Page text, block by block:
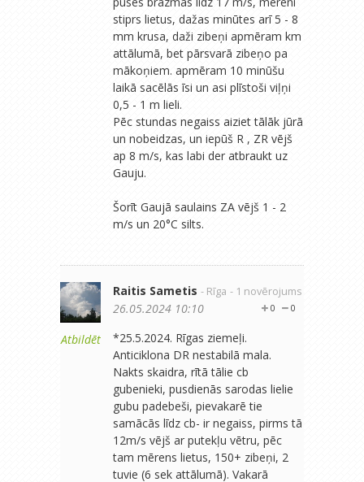
stiprs lietus, dažas minūtes arī 5 - 8
mm krusa, daži zibeņi apmēram km
attālumā, bet pārsvarā zibeņo pa
mākoņiem. apmēram 10 minūšu
laikā sacēlās īsi un asi plīstoši viļņi
0,5 - 1 m lieli.
Pēc stundas negaiss aiziet tālāk jūrā
un nobeidzas, un iepūš R , ZR vējš
ap 8 m/s, kas labi der atbraukt uz
Gauju.
Šorīt Gaujā saulains ZA vējš 1 - 2
m/s un 20°C silts.
Atbildēt
Raitis Sametis - Rīga - 1 novērojums
0
0
26.05.2024 10:10
*25.5.2024. Rīgas ziemeļi.
Anticiklona DR nestabilā mala.
Nakts skaidra, rītā tālie cb
gubenieki, pusdienās sarodas lielie
gubu padebeši, pievakarē tie
samācās līdz cb- ir negaiss, pirms tā
12m/s vējš ar putekļu vētru, pēc
tam mērens lietus, 150+ zibeņi, 2
tuvie (6 sek attālumā). Vakarā